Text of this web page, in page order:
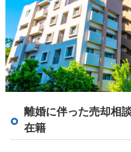
離婚に伴った売却相
在籍